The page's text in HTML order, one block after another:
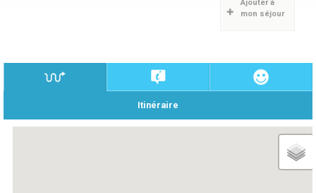
Ajouter à
mon séjour
Itinéraire